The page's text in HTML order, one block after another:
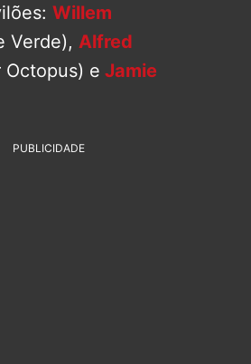
Willem
Verde), Alfred
Octopus) e Jamie
PUBLICIDADE